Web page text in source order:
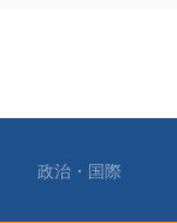
政治・国際